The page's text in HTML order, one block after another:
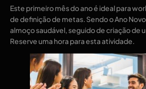
Este primeiro mês do ano é ideal para
de definição de metas. Sendo o Ano
almoço saudável, seguido de criação de
Reserve uma hora para esta atividade.